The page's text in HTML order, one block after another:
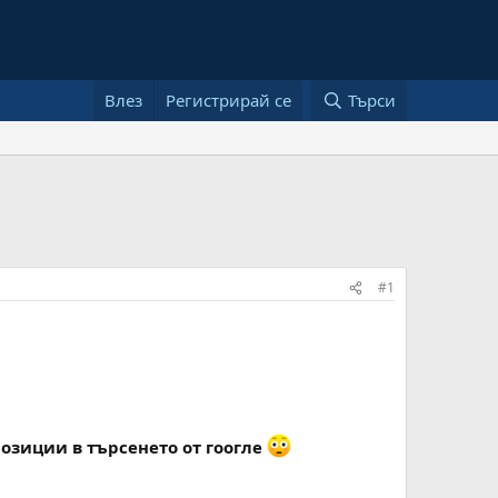
Влез Регистрирай се Търси
#1
в търсенето от гоогле